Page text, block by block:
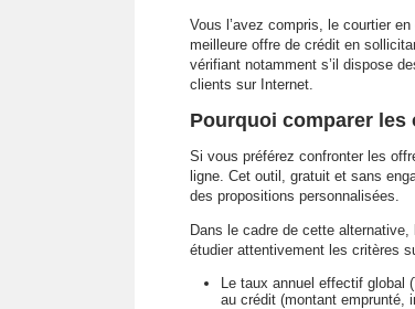
Vous l’avez compris, le courtier
meilleure offre de crédit en
vérifiant notamment s’il dispose
clients sur Internet.
Pourquoi comparer les
Si vous préférez confronter les
ligne. Cet outil, gratuit et sans
des propositions personnalisées.
Dans le cadre de cette
étudier attentivement les critères
Le taux annuel effectif global
au crédit (montant emprunté,